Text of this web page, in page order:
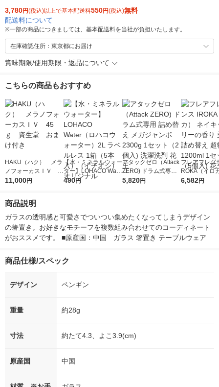
3,780円(税込)以上で基本配送料550円(税込)無料
配送料について
※一部の商品につきましては、基本配送料を当社が負担いたします。
在庫確認住所：東京都にお届け
賞味期限/使用期限・返品について
こちらの商品もおすすめ
HAKU（ハク） メラ
ノフォーカスＩＶ 4
5ｇ 資生堂 おまけ
11,000円
【水・ミネラルウォー
ター】LOHACO Wate
r（ロハコウォータ
490円
アタックゼロ（Attack
ZERO) ドラム式専用
詰め替え メガジャン
5,820円
フレアフレグ
ROKA（イロ
イキッドリリ
6,582円
商品説明
ガラスの透明感と可愛さでついつい集めたくなってしまうデザイン
の箸置き。お好きなモチーフを複数組み合わせてのコーディネート
がおススメです。 ■原産国：中国　ガラス 箸置き テーブルウェア
商品仕様/スペック
デザイン ペンギン
重量 約28g
寸法 約たて4.3、よこ3.9(cm)
原産国 中国